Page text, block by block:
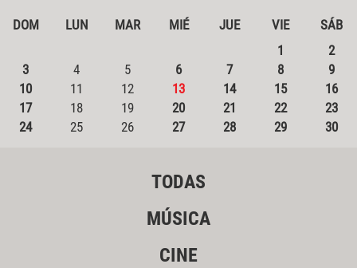
DOM LUN MAR MIÉ JUE VIE
SÁB
1
2
3
4 5 6 7 8
9
10
11 12 13 14 15
16
17
18 19 20 21 22
23
24
25 26 27 28 29 30
TODAS
MÚSICA
CINE